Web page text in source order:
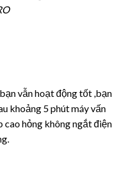
vẫn hoạt động tốt ,bạn
khoảng 5 phút máy vấn
cao hỏng không ngắt điện